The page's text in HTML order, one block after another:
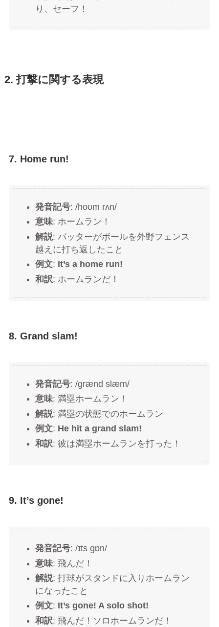
り、セーフ！
2. 打撃に関する表現
7. Home run!
発音記号: /hoʊm rʌn/
意味: ホームラン！
解説: バッターがボールを外野フェンス
越えに打ち返したこと
例文: It’s a home run!
和訳: ホームランだ！
8. Grand slam!
発音記号: /ɡrænd slæm/
意味: 満塁ホームラン！
解説: 満塁の状態でのホームラン
例文: He hit a grand slam!
和訳: 彼は満塁ホームランを打った！
9. It’s gone!
発音記号: /ɪts ɡɒn/
意味: 飛んだ！
解説: 打球がスタンドに入りホームラン
になったこと
例文: It’s gone! A solo shot!
和訳: 飛んだ！ソロホームランだ！